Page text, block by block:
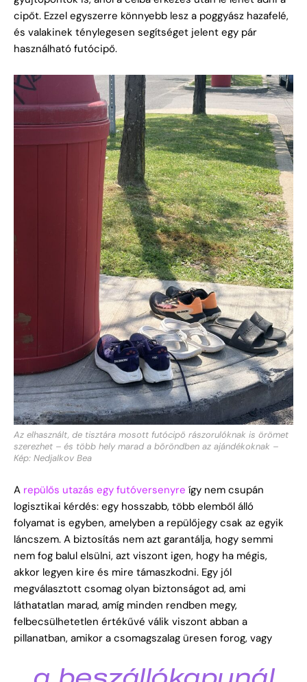
cipőt. Ezzel egyszerre könnyebb lesz a poggyász hazafelé,
és valakinek ténylegesen segítséget jelent egy pár
használható futócipő.
Az elhasznált, de tisztára mosott futócipő rászorulóknak is örömet
szerezhet – és több hely marad a bőröndben az ajándékoknak –
Kép: Nedjalkov Bea
A repülős utazás egy futóversenyre így nem csupán
logisztikai kérdés: egy hosszabb, több elemből álló
folyamat is egyben, amelyben a repülőjegy csak az egyik
láncszem. A biztosítás nem azt garantálja, hogy semmi
nem fog balul elsülni, azt viszont igen, hogy ha mégis,
akkor legyen kire és mire támaszkodni. Egy jól
megválasztott csomag olyan biztonságot ad, ami
láthatatlan marad, amíg minden rendben megy,
felbecsülhetetlen értékűvé válik viszont abban a
pillanatban, amikor a csomagszalag üresen forog, vagy